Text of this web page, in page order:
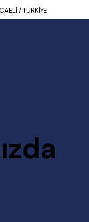
/ TÜRKİYE